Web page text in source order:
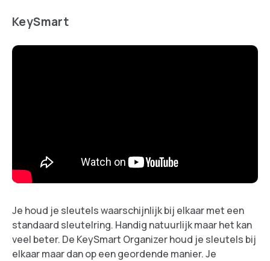
KeySmart
Je houd je sleutels waarschijnlijk bij elkaar met een
standaard sleutelring. Handig natuurlijk maar het kan
veel beter. De KeySmart Organizer houd je sleutels bij
elkaar maar dan op een geordende manier. Je